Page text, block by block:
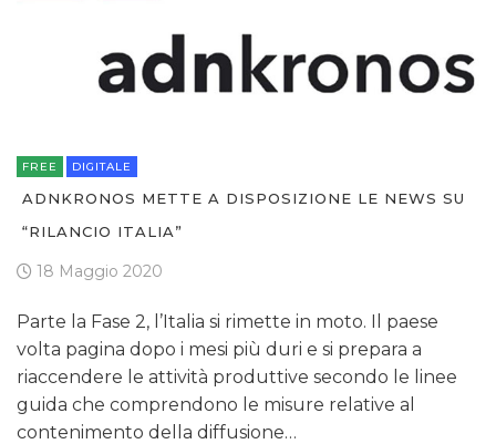
FREE DIGITALE
ADNKRONOS METTE A DISPOSIZIONE LE NEWS SU
“RILANCIO ITALIA”
18 Maggio 2020
Parte la Fase 2, l’Italia si rimette in moto. Il paese
volta pagina dopo i mesi più duri e si prepara a
riaccendere le attività produttive secondo le linee
guida che comprendono le misure relative al
contenimento della diffusione…